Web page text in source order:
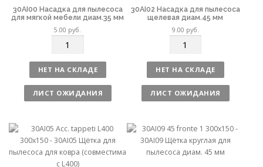
30AI00 Насадка для пылесоса
для мягкой мебели диам.35 мм
5.00 руб.
л
и
ч
е
в
о
НЕТ НА СКЛАДЕ
ЛИСТ ОЖИДАНИЯ
30AI02 Насадка для пылесоса
щелевая диам.45 мм
9.00 руб.
л
и
ч
е
в
о
НЕТ НА СКЛАДЕ
ЛИСТ ОЖИДАНИЯ